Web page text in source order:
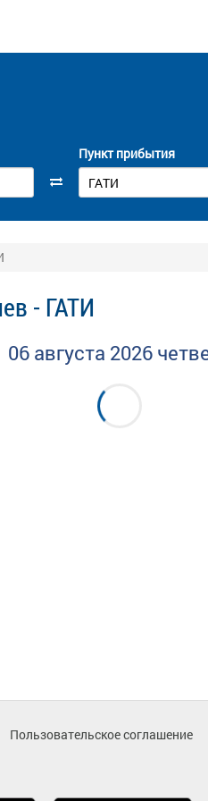
Пункт прибытия
- ГАТИ
06 августа 2026
Пользовательское соглашение